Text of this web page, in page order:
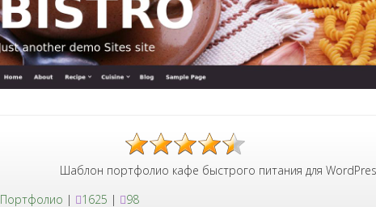
Шаблон портфолио кафе быстрого питания для WordPress, на
Портфолио | 1625 | 98